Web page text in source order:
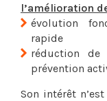
l’amélioration
évolution
rapide
réduction de
prévention
Son intérêt